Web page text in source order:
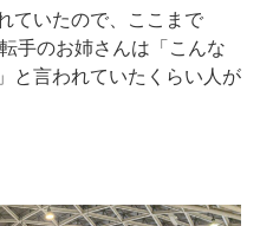
ていたので、ここまで
手のお姉さんは「こんな
と言われていたくらい人が